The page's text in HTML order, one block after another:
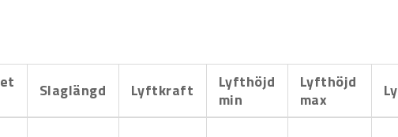
eller styrningsalternativ, allt efter
Slaglängd Lyftkraft
Lyfthöjd
min
Lyfthöjd
max